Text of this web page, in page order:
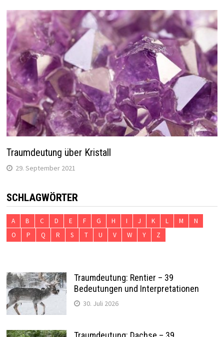
Traumdeutung über Kristall
29. September 2021
SCHLAGWÖRTER
A B C D E F G H I J K L M
N
O
P Q R S T U V W Y Z
Traumdeutung: Rentier – 39
Bedeutungen und Interpretationen
30. Juli 2026